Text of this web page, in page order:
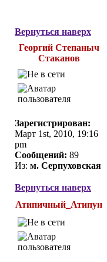
Вернуться наверх
Георгий Степаныч
Стаканов
Зарегистрирован:
Март 1st, 2010, 19:16
pm
Сообщений: 89
Из: м. Серпуховская
Вернуться наверх
Атипичный_Атипун